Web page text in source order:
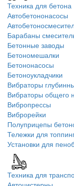
Техника для бетона
Автобетононасосы
Барабаны
Бетонные заводы
Бетономешалки
Бетононасосы
Бетоноукладчики
Вибраторы
Вибраторы общего
Вибропрессы
Виброрейки
Полуприцепы
Тележки для
Установки для
Техника для